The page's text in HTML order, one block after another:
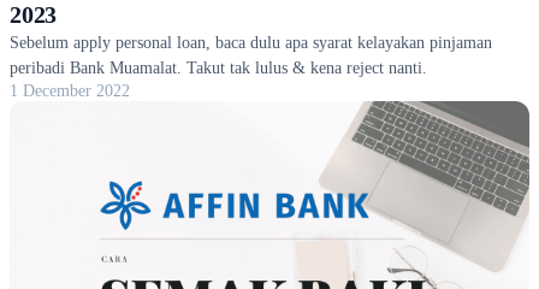
2023
Sebelum apply personal loan, baca dulu apa syarat kelayakan pinjaman
peribadi Bank Muamalat. Takut tak lulus & kena reject nanti.
1 December 2022